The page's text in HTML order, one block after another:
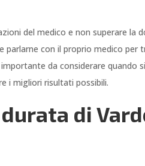
del medico e non superare la
con il proprio medico
da considerare
i migliori risultati possibili.
di